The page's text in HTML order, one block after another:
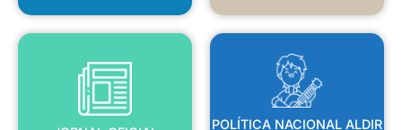
JORNAL OFICIAL
POLÍTICA NACIONAL ALDIR
POLÍTICA NACIONAL ALDIR
BLANC